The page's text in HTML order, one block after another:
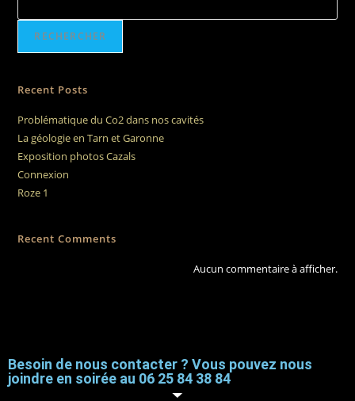
RECHERCHER
Recent Posts
Problématique du Co2 dans nos cavités
La géologie en Tarn et Garonne
Exposition photos Cazals
Connexion
Roze 1
Recent Comments
Aucun commentaire à afficher.
Besoin de nous contacter ? Vous pouvez nous
joindre en soirée au 06 25 84 38 84